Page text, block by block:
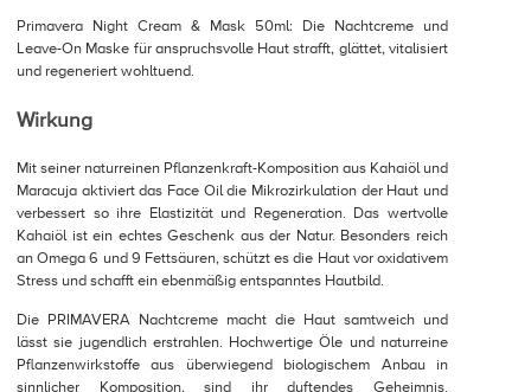
Primavera Night Cream & Mask 50ml: Die Nachtcreme und
Leave-On Maske für anspruchsvolle Haut strafft, glättet, vitalisiert
und regeneriert wohltuend.
Wirkung
Mit seiner naturreinen Pflanzenkraft-Komposition aus Kahaiöl und
Maracuja aktiviert das Face Oil die Mikrozirkulation der Haut und
verbessert so ihre Elastizität und Regeneration. Das wertvolle
Kahaiöl ist ein echtes Geschenk aus der Natur. Besonders reich
an Omega 6 und 9 Fettsäuren, schützt es die Haut vor oxidativem
Stress und schafft ein ebenmäßig entspanntes Hautbild.
Die PRIMAVERA Nachtcreme macht die Haut samtweich und
lässt sie jugendlich erstrahlen. Hochwertige Öle und naturreine
Pflanzenwirkstoffe aus überwiegend biologischem Anbau in
sinnlicher Komposition, sind ihr duftendes Geheimnis.